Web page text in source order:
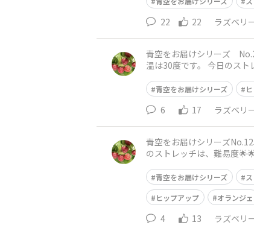
22 22 ラズベリ
青空をお届けシリーズ No.220 スノークのおじょうさん
温は30度です。 今日のストレッチは、難易度⭐️⭐️⭐️ 仰向けに寝転んで、膝を立てて、足を肩幅に開きます。 息を吸ってから、ゆっくりと吐きなが
青空をお届けシリーズ
6 17 ラズベリ
青空をお届けシリーズNo.125 リトルミィと一緒に🧡 おはようございます😃
のストレッチは、難易度🌟🌟🌟 まっすぐ立って、手は腰に起きます。 股関節から棒のように、右脚を一歩後ろに引いて 親指だけ
青空をお届けシリーズ
ヒップアップ
オランジェ
4 13 ラズベリ